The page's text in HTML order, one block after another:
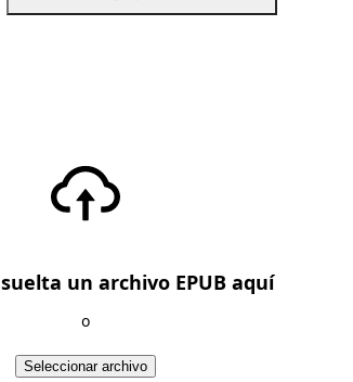
un archivo EPUB aquí
o
Seleccionar archivo